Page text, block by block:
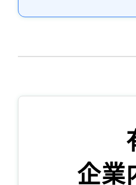
企業